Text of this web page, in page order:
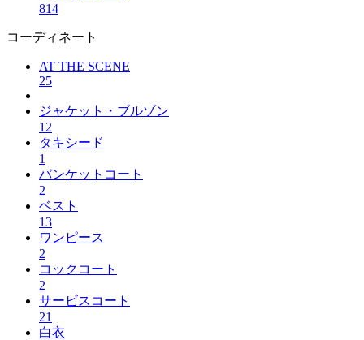
814
コーディネート
AT THE SCENE
25
ジャケット・ブルゾン
12
タキシード
1
バンケットコート
2
ベスト
13
ワンピース
2
コックコート
2
サービスコート
21
白衣